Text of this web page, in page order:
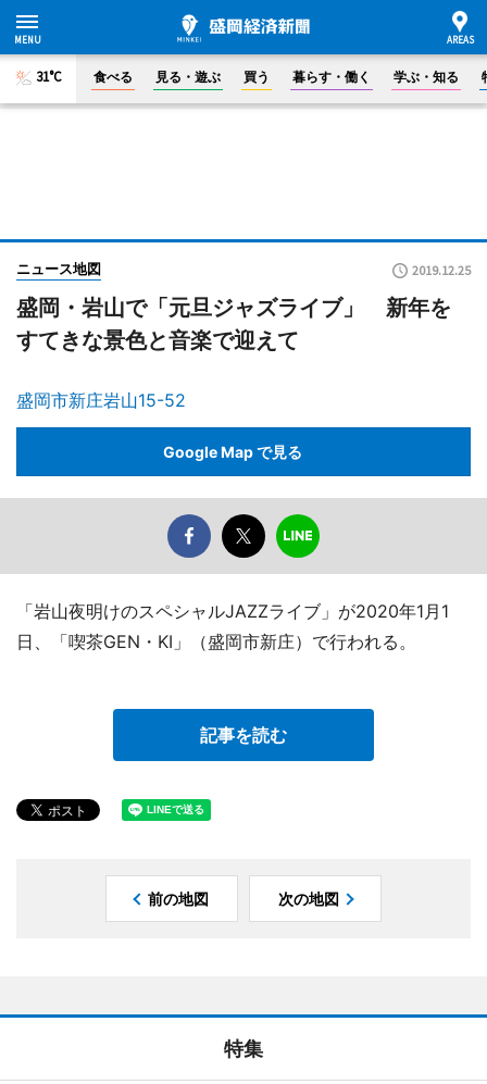
31°C 食べる 見る・遊ぶ 買う 暮らす・働く 学ぶ・知る
ニュース地図 2019.12.25
盛岡・岩山で「元旦ジャズライブ」 新年を
すてきな景色と音楽で迎えて
盛岡市新庄岩山15-52
Google Map で見る
「岩山夜明けのスペシャルJAZZライブ」が2020年1月1
日、「喫茶GEN・KI」（盛岡市新庄）で行われる。
記事を読む
前の地図 次の地図
特集